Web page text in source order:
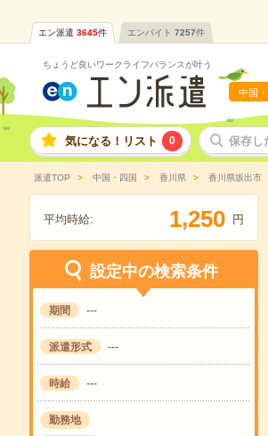
エン派遣 3645件 エンバイト 7257件
ちょうど良いワークライフバランスが叶う
中国
気になる！リスト 0 保存し
派遣TOP 中国・四国 香川県 香川県坂出市
平均時給: 1,250 円
設定中の検索条件
期間 ---
派遣形式 ---
時給 ---
勤務地